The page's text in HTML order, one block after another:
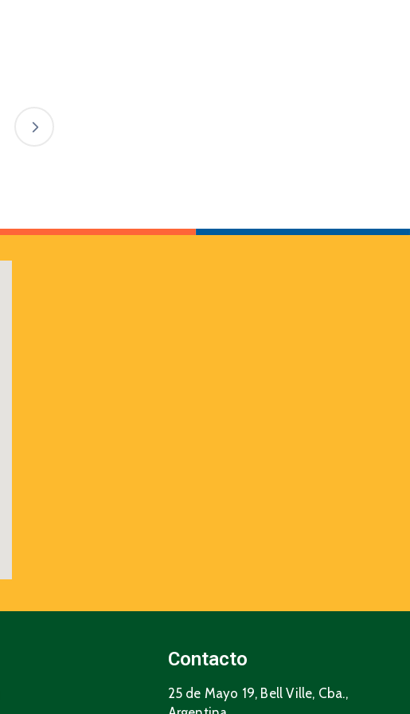
Contacto
25 de Mayo 19, Bell Ville, Cba.,